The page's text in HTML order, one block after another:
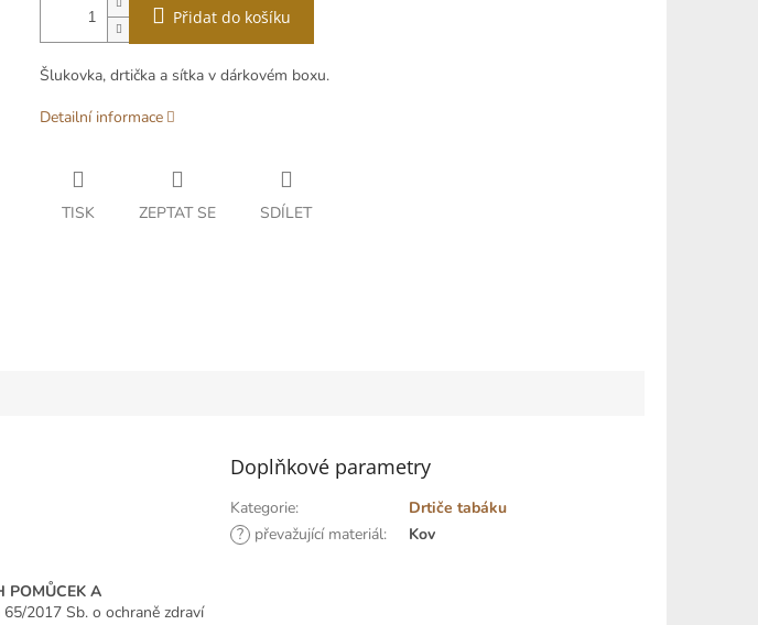
Přidat do košíku
Šlukovka, drtička a sítka v dárkovém boxu.
Detailní informace
TISK ZEPTAT SE SDÍLET
POMŮCEK A
2017 Sb. o ochraně zdraví
Doplňkové parametry
Kategorie:
Drtiče tabáku
? převažující materiál: Kov